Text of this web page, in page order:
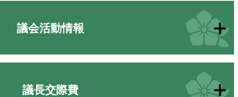
議会活動情報
議長交際費